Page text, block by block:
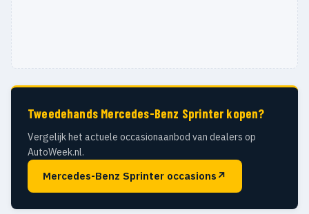
Tweedehands Mercedes-Benz Sprinter kopen?
Vergelijk het actuele occasionaanbod van dealers op
AutoWeek.nl.
Mercedes-Benz Sprinter occasions ↗